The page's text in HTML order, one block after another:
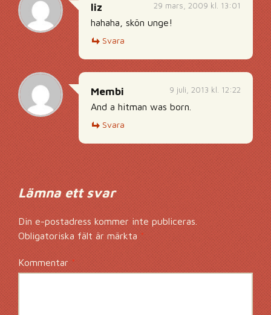
29 mars, 2009 kl. 13:01
liz
hahaha, skön unge!
Svara
9 juli, 2013 kl. 12:22
Membi
And a hitman was born.
Svara
Lämna ett svar
Din e-postadress kommer inte publiceras.
Obligatoriska fält är märkta*
Kommentar*